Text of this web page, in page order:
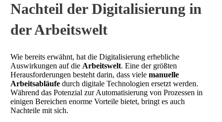
Nachteil der Digitalisierung in
der Arbeitswelt
Wie bereits erwähnt, hat die Digitalisierung erhebliche
Auswirkungen auf die Arbeitswelt. Eine der größten
Herausforderungen besteht darin, dass viele manuelle
Arbeitsabläufe durch digitale Technologien ersetzt werden.
Während das Potenzial zur Automatisierung von Prozessen in
einigen Bereichen enorme Vorteile bietet, bringt es auch
Nachteile mit sich.